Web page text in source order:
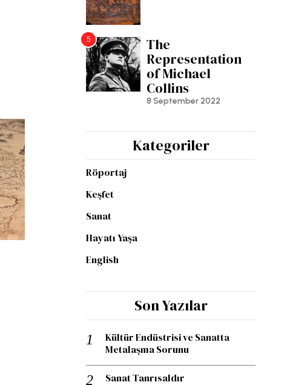
5
The
Representation
of Michael
Collins
8 September 2022
Kategoriler
Röportaj
Keşfet
Sanat
Hayatı Yaşa
English
Son Yazılar
Kültür Endüstrisi ve Sanatta
Metalaşma Sorunu
Sanat Tanrısaldır